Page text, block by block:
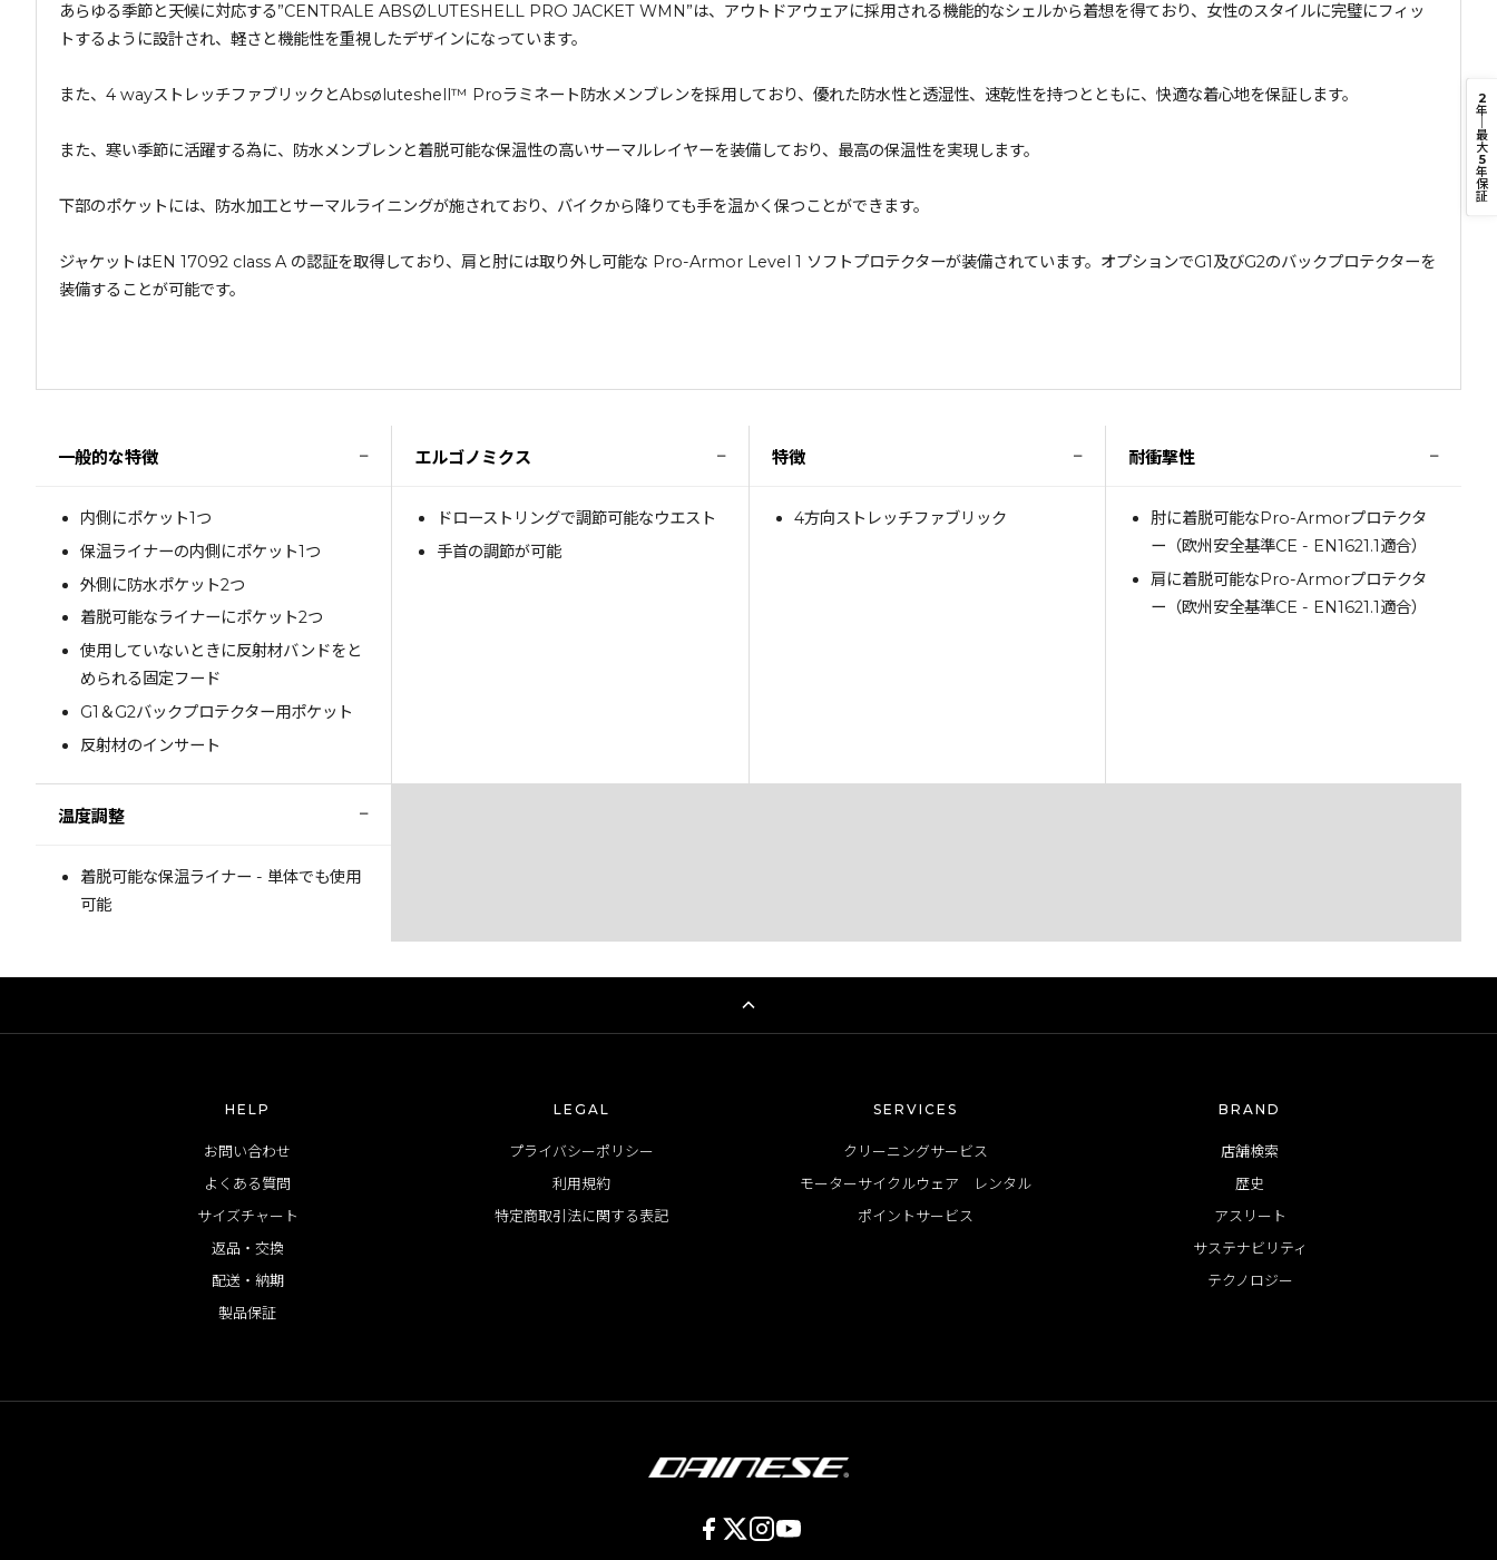
あらゆる季節と天候に対応する”CENTRALE ABSØLUTESHELL PRO JACKET WMN”は、アウトドアウェアに採用される機能的なシェルから着想を得ており、女性のスタイルに完璧にフィッ
トするように設計され、軽さと機能性を重視したデザインになっています。
また、4 wayストレッチファブリックとAbsøluteshell™ Proラミネート防水メンブレンを採用しており、優れた防水性と透湿性、速乾性を持つとともに、快適な着心地を保証します。
また、寒い季節に活躍する為に、防水メンブレンと着脱可能な保温性の高いサーマルレイヤーを装備しており、最高の保温性を実現します。
下部のポケットには、防水加工とサーマルライニングが施されており、バイクから降りても手を温かく保つことができます。
ジャケットはEN 17092 class A の認証を取得しており、肩と肘には取り外し可能な Pro-Armor Level 1 ソフトプロテクターが装備されています。オプションでG1及びG2のバックプロテクターを
装備することが可能です。
一般的な特徴 −
内側にポケット1つ
保温ライナーの内側にポケット1つ
外側に防水ポケット2つ
着脱可能なライナーにポケット2つ
使用していないときに反射材バンドをと
められる固定フード
G1＆G2バックプロテクター用ポケット
反射材のインサート
エルゴノミクス −
ドローストリングで調節可能なウエスト
手首の調節が可能
特徴 −
4方向ストレッチファブリック
耐衝撃性 −
肘に着脱可能なPro-Armorプロテクタ
ー（欧州安全基準CE - EN1621.1適合）
肩に着脱可能なPro-Armorプロテクタ
ー（欧州安全基準CE - EN1621.1適合）
温度調整 −
着脱可能な保温ライナー - 単体でも使用
可能
2
年
最
大
5
年
保
証
HELP
お問い合わせ
よくある質問
サイズチャート
返品・交換
配送・納期
製品保証
LEGAL
プライバシーポリシー
利用規約
特定商取引法に関する表記
SERVICES
クリーニングサービス
モーターサイクルウェア レンタル
ポイントサービス
BRAND
店舗検索
歴史
アスリート
サステナビリティ
テクノロジー